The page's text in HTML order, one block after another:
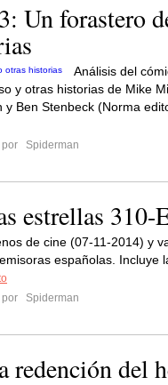
Un forastero
Análisis del
y otras historias de Mike
Ben Stenbeck (Norma
por
Spiderman
estrellas 310-
de cine (07-11-2014) y
españolas. Incluye
por
Spiderman
redención del